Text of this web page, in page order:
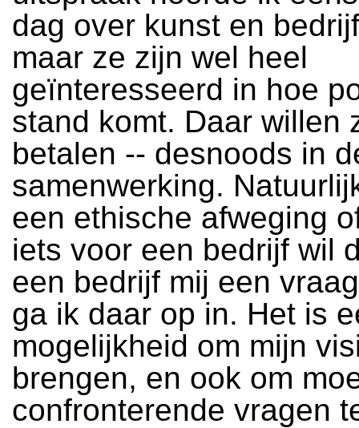
dag over kunst en
maar ze zijn wel heel
geïnteresseerd in hoe
stand komt. Daar willen
betalen -- desnoods in
samenwerking.
een ethische afweging
iets voor een bedrijf wil
een bedrijf mij een
ga ik daar op in. Het is
mogelijkheid om mijn
brengen, en ook om
confronterende vragen